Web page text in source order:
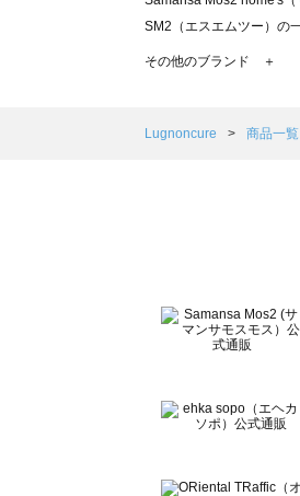
SM2（エスエムツー）の
TSUHARU by Samansa
Samansa Mos2 Lagom（
BETTY'S BLUE（べティ
Wpc.（ワールドパーティ
その他のブランド ＋
Lugnoncure 商品一覧